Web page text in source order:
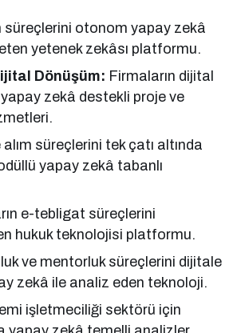
süreçlerini otonom yapay zekâ
yetenek zekâsı platformu.
Dönüşüm: Firmaların dijital
zekâ destekli proje ve
alım süreçlerini tek çatı altında
yapay zekâ tabanlı
e-tebligat süreçlerini
hukuk teknolojisi platformu.
ve mentorluk süreçlerini dijitale
zekâ ile analiz eden teknoloji.
işletmeciliği sektörü için